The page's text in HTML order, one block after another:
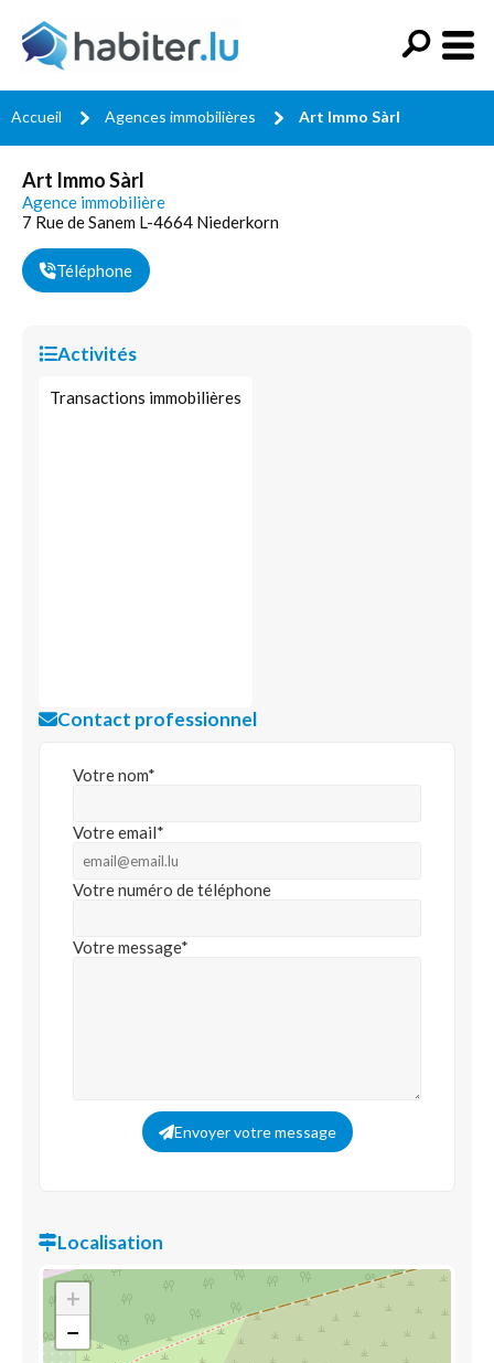
Accueil Agences immobilières Art Immo Sàrl
Art Immo Sàrl
Agence immobilière
7 Rue de Sanem L-4664 Niederkorn
Téléphone
Activités
Transactions immobilières
Contact professionnel
Votre nom*
Votre email*
Votre numéro de téléphone
Votre message*
Envoyer votre message
Localisation
+
−